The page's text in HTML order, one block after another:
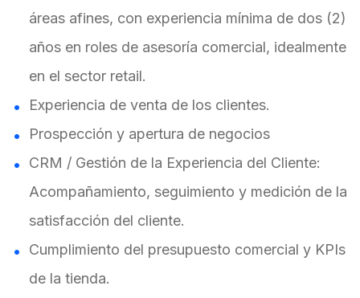
áreas afines, con experiencia mínima de dos (2)
años en roles de asesoría comercial, idealmente
en el sector retail.
Experiencia de venta de los clientes.
Prospección y apertura de negocios
CRM / Gestión de la Experiencia del Cliente:
Acompañamiento, seguimiento y medición de la
satisfacción del cliente.
Cumplimiento del presupuesto comercial y KPIs
de la tienda.